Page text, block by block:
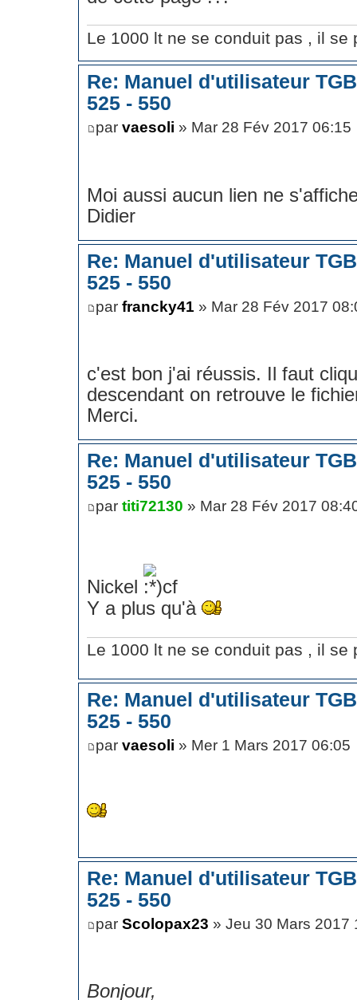
Le 1000 lt ne se conduit pas , il se
Re: Manuel d'utilisateur
525 - 550
par vaesoli » Mar 28 Fév 2017 06:15
Moi aussi aucun lien ne
Didier
Re: Manuel d'utilisateur
525 - 550
par francky41 » Mar 28 Fév 2017
c'est bon j'ai réussis. Il faut
descendant on retrouve le
Merci.
Re: Manuel d'utilisateur
525 - 550
par titi72130 » Mar 28 Fév 2017
Nickel
Y a plus qu'à
Le 1000 lt ne se conduit pas , il se
Re: Manuel d'utilisateur
525 - 550
par vaesoli » Mer 1 Mars 2017 06:05
Re: Manuel d'utilisateur
525 - 550
par Scolopax23 » Jeu 30 Mars 2017
Bonjour,